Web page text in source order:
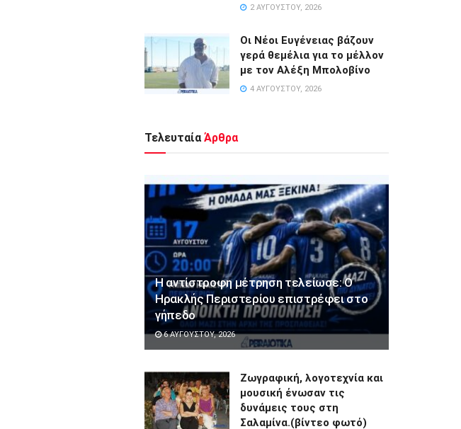
2 ΑΥΓΟΎΣΤΟΥ, 2026
Οι Νέοι Ευγένειας βάζουν
γερά θεμέλια για το μέλλον
με τον Αλέξη Μπολοβίνο
4 ΑΥΓΟΎΣΤΟΥ, 2026
Τελευταία Άρθρα
Η αντίστροφη μέτρηση τελείωσε: Ο
Ηρακλής Περιστερίου επιστρέφει στο
γήπεδο
6 ΑΥΓΟΎΣΤΟΥ, 2026
Ζωγραφική, λογοτεχνία και
μουσική ένωσαν τις
δυνάμεις τους στη
Σαλαμίνα.(βίντεο φωτό)